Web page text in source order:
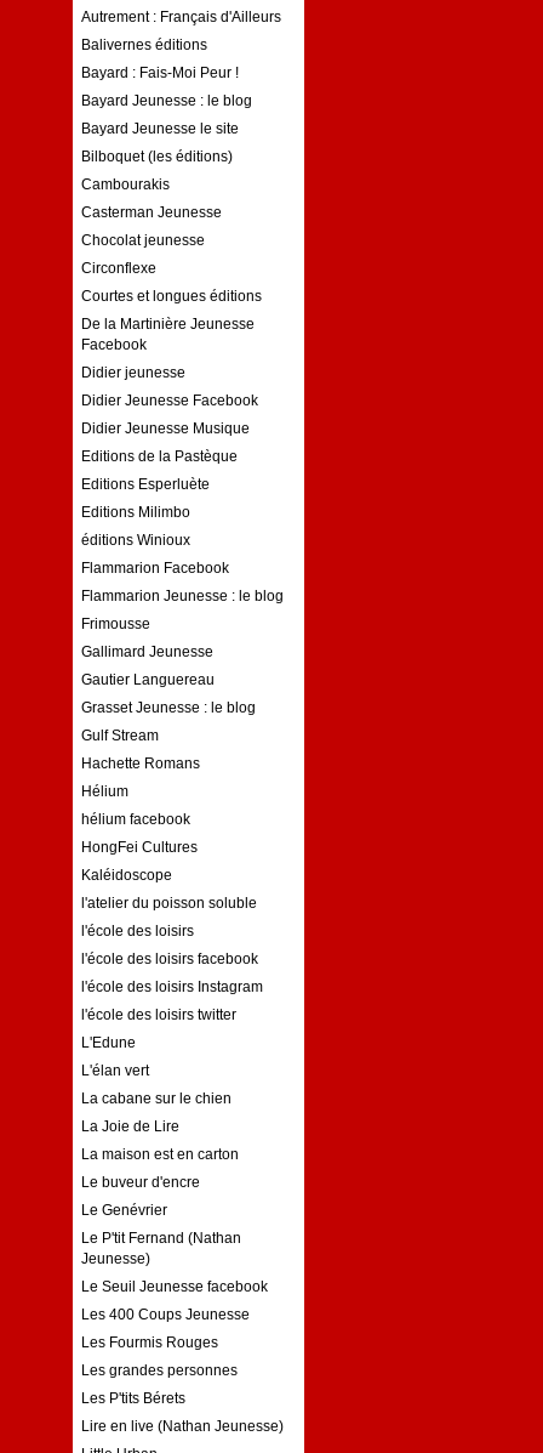
Autrement : Français d'Ailleurs
Balivernes éditions
Bayard : Fais-Moi Peur !
Bayard Jeunesse : le blog
Bayard Jeunesse le site
Bilboquet (les éditions)
Cambourakis
Casterman Jeunesse
Chocolat jeunesse
Circonflexe
Courtes et longues éditions
De la Martinière Jeunesse
Facebook
Didier jeunesse
Didier Jeunesse Facebook
Didier Jeunesse Musique
Editions de la Pastèque
Editions Esperluète
Editions Milimbo
éditions Winioux
Flammarion Facebook
Flammarion Jeunesse : le blog
Frimousse
Gallimard Jeunesse
Gautier Languereau
Grasset Jeunesse : le blog
Gulf Stream
Hachette Romans
Hélium
hélium facebook
HongFei Cultures
Kaléidoscope
l'atelier du poisson soluble
l'école des loisirs
l'école des loisirs facebook
l'école des loisirs Instagram
l'école des loisirs twitter
L'Edune
L'élan vert
La cabane sur le chien
La Joie de Lire
La maison est en carton
Le buveur d'encre
Le Genévrier
Le P'tit Fernand (Nathan
Jeunesse)
Le Seuil Jeunesse facebook
Les 400 Coups Jeunesse
Les Fourmis Rouges
Les grandes personnes
Les P'tits Bérets
Lire en live (Nathan Jeunesse)